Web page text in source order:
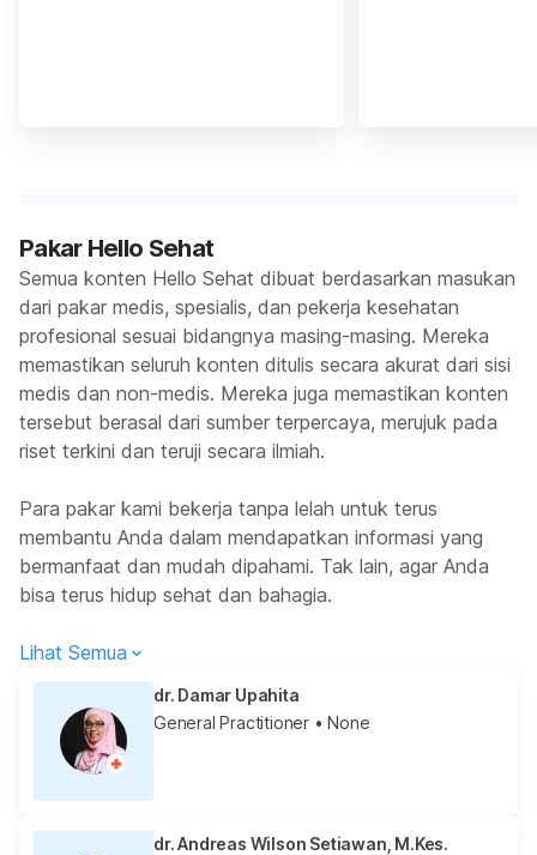
Pakar Hello Sehat
Semua konten Hello Sehat dibuat berdasarkan masukan
dari pakar medis, spesialis, dan pekerja kesehatan
profesional sesuai bidangnya masing-masing. Mereka
memastikan seluruh konten ditulis secara akurat dari sisi
medis dan non-medis. Mereka juga memastikan konten
tersebut berasal dari sumber terpercaya, merujuk pada
riset terkini dan teruji secara ilmiah.
Para pakar kami bekerja tanpa lelah untuk terus
membantu Anda dalam mendapatkan informasi yang
bermanfaat dan mudah dipahami. Tak lain, agar Anda
bisa terus hidup sehat dan bahagia.
Lihat Semua
dr. Damar Upahita
General Practitioner • None
dr. Andreas Wilson Setiawan, M.Kes.